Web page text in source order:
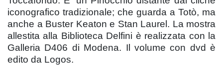
iconografico tradizionale; che guarda a Totò, ma
anche a Buster Keaton e Stan Laurel. La mostra
allestita alla Biblioteca Delfini è realizzata con la
Galleria D406 di Modena. Il volume con dvd è
edito da Logos.